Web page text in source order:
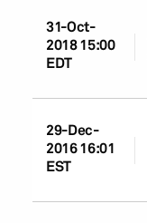
31-Oct-
2018 15:00
EDT
29-Dec-
2016 16:01
EST